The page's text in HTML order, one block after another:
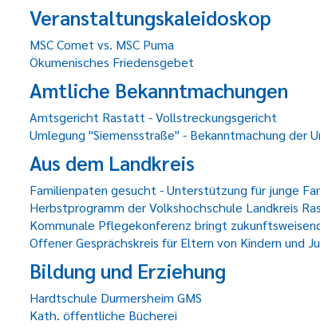
Veranstaltungskaleidoskop
MSC Comet vs. MSC Puma
Ökumenisches Friedensgebet
Amtliche Bekanntmachungen
Amtsgericht Rastatt - Vollstreckungsgericht
Umlegung "Siemensstraße" - Bekanntmachung der
Aus dem Landkreis
Familienpaten gesucht - Unterstützung für junge
Herbstprogramm der Volkshochschule Landkreis
Kommunale Pflegekonferenz bringt
Offener Gesprächskreis für Eltern von Kindern und
Bildung und Erziehung
Hardtschule Durmersheim GMS
Kath. öffentliche Bücherei